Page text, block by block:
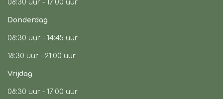
08:30 uur - 17:00 uur
Donderdag
08:30 uur - 14:45 uur
18:30 uur - 21:00 uur
Vrijdag
08:30 uur - 17:00 uur